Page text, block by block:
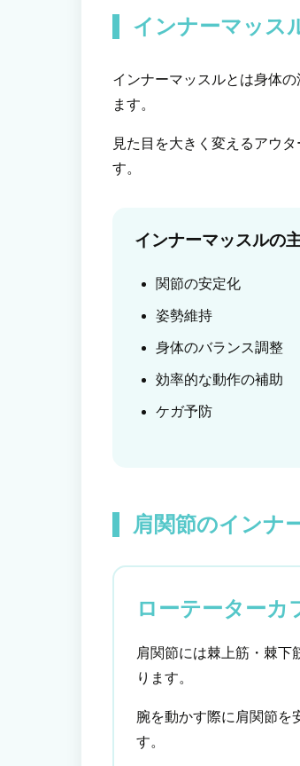
インナーマッス
インナーマッスルとは身体
ます。
見た目を大きく変えるアウ
す。
インナーマッスルの
関節の安定化
姿勢維持
身体のバランス調整
効率的な動作の補助
ケガ予防
肩関節のインナ
ローテーターカ
肩関節には棘上筋・棘下
ります。
腕を動かす際に肩関節を
す。